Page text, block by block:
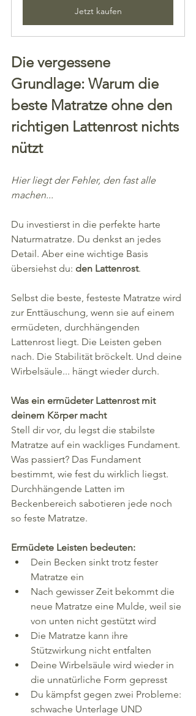
Jetzt kaufen
Die vergessene
Grundlage: Warum die
beste Matratze ohne den
richtigen Lattenrost nichts
nützt
Hier liegt der Fehler, den fast alle
machen...
Du investierst in die perfekte harte
Naturmatratze. Du denkst an jedes
Detail. Aber eine wichtige Basis
übersiehst du: den Lattenrost.
Selbst die beste, festeste Matratze wird
zur Enttäuschung, wenn sie auf einem
ermüdeten, durchhängenden
Lattenrost liegt. Die Leisten geben
nach. Die Stabilität bröckelt. Und deine
Wirbelsäule... hängt wieder durch.
Was ein ermüdeter Lattenrost mit
deinem Körper macht
Stell dir vor, du legst die stabilste
Matratze auf ein wackliges Fundament.
Was passiert? Das Fundament
bestimmt, wie fest du wirklich liegst.
Durchhängende Latten im
Beckenbereich sabotieren jede noch
so feste Matratze.
Ermüdete Leisten bedeuten:
Dein Becken sinkt trotz fester
Matratze ein
Nach gewisser Zeit bekommt die
neue Matratze eine Mulde, weil sie
von unten nicht gestützt wird
Die Matratze kann ihre
Stützwirkung nicht entfalten
Deine Wirbelsäule wird wieder in
die unnatürliche Form gepresst
Du kämpfst gegen zwei Probleme:
schwache Unterlage UND